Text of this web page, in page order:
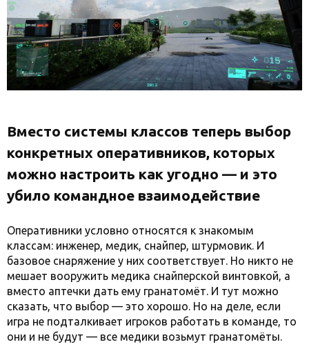
Вместо системы классов теперь выбор
конкретных оперативников, которых
можно настроить как угодно — и это
убило командное взаимодействие
Оперативники условно относятся к знакомым
классам: инженер, медик, снайпер, штурмовик. И
базовое снаряжение у них соответствует. Но никто не
мешает вооружить медика снайперской винтовкой, а
вместо аптечки дать ему гранатомёт. И тут можно
сказать, что выбор — это хорошо. Но на деле, если
игра не подталкивает игроков работать в команде, то
они и не будут — все медики возьмут гранатомёты.